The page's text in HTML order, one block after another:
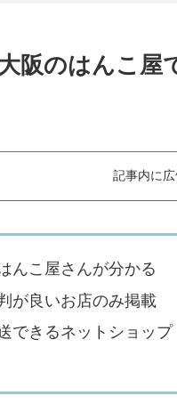
大阪のはんこ
記事内に広
んこ屋さんが分かる
が良いお店のみ掲載
できるネットショップ